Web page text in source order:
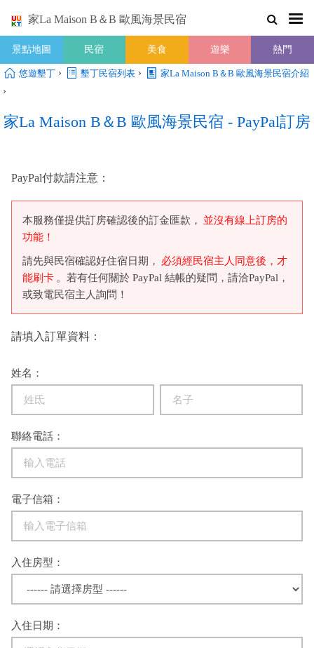
家La Maison B＆B 歐風海景民宿
景點地圖 民宿 美食 遊樂 熱門
悠遊墾丁 › 墾丁民宿列表 › 家La Maison B＆B 歐風海景民宿介紹
›
家La Maison B＆B 歐風海景民宿 - PayPal訂房
PayPal付款請注意：
本服務僅提供訂房確認後的訂金匯款，
並沒有線上訂房的
功能！
請先與民宿確認好住宿日期，
必須經民宿主人同意後，才
能刷卡 。若有任何關於 PayPal 結帳的疑問，請洽PayPal，
或致電民宿主人詢問！
請填入訂單資料：
姓名：
聯絡電話：
電子信箱：
入住房型：
入住日期：